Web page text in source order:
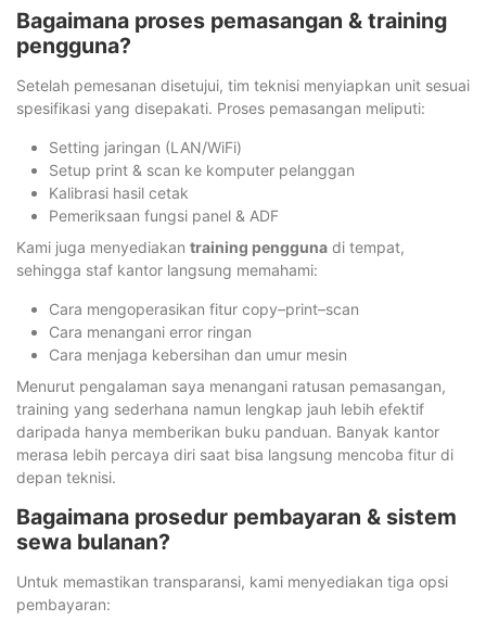
Bagaimana proses pemasangan & training
pengguna?
Setelah pemesanan disetujui, tim teknisi menyiapkan unit sesuai
spesifikasi yang disepakati. Proses pemasangan meliputi:
Setting jaringan (LAN/WiFi)
Setup print & scan ke komputer pelanggan
Kalibrasi hasil cetak
Pemeriksaan fungsi panel & ADF
Kami juga menyediakan training pengguna di tempat,
sehingga staf kantor langsung memahami:
Cara mengoperasikan fitur copy–print–scan
Cara menangani error ringan
Cara menjaga kebersihan dan umur mesin
Menurut pengalaman saya menangani ratusan pemasangan,
training yang sederhana namun lengkap jauh lebih efektif
daripada hanya memberikan buku panduan. Banyak kantor
merasa lebih percaya diri saat bisa langsung mencoba fitur di
depan teknisi.
Bagaimana prosedur pembayaran & sistem
sewa bulanan?
Untuk memastikan transparansi, kami menyediakan tiga opsi
pembayaran: